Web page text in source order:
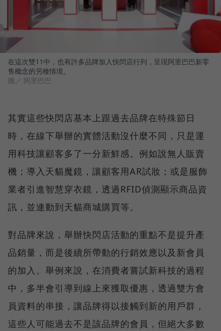
在這次雙11中，也有許多品牌加入快閃店行列，呈現阿里巴巴新零
售概念的另種情境。
圖／ 阿里巴巴
其實這些快閃店基本上跟過去品牌在特殊節日
時，在線下舉辦的實體活動沒什麼不同，只是運
用科技讓顧客多了一分新鮮感。例如說無人販賣
機；導入天貓魔鏡，讓顧客用AR試妝；或是服飾
業者引進智慧穿衣鏡，透過RFID偵測顯示商品資
訊，並連動到天貓商城購買等。
對品牌來說，舉辦快閃店活動的重點不是提升產
品銷量，而是後續所帶動的行銷效應以及新會員
的加入。舉例來說，在消費者嘗試新科技的過程
中，多半會引導到線上來獲取優惠，透過雙方會
員資料的串接，讓品牌得以接觸到新的用戶群，
這些人可能過去不是該品牌的會員，但絕大多數